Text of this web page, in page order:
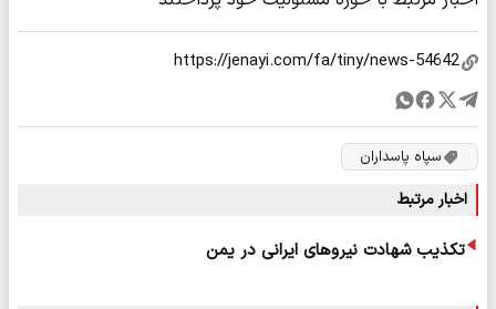
سپاه پاسداران
اخبار مرتبط
تکذیب شهادت نیروهای ایرانی در یمن